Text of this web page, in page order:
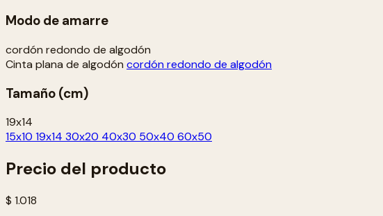
Modo de amarre
cordón redondo de algodón
Cinta plana de algodón cordón redondo de algodón
Tamaño (cm)
19x14
15x10 19x14 30x20 40x30 50x40 60x50
Precio del producto
$ 1.018